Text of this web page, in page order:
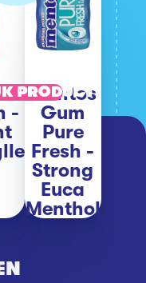
-
Mentos
Gum
Pure
Fresh -
Strong
Euca
Menthol
PRODUCT